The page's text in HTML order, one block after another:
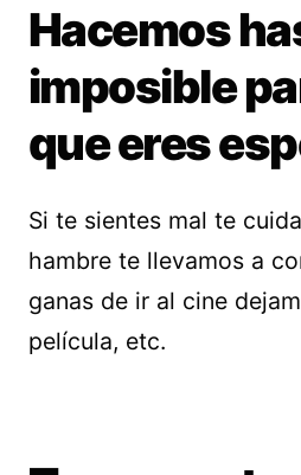
Hacemos
imposible
que eres
Si te sientes mal te
hambre te llevamos a
ganas de ir al cine
película, etc.